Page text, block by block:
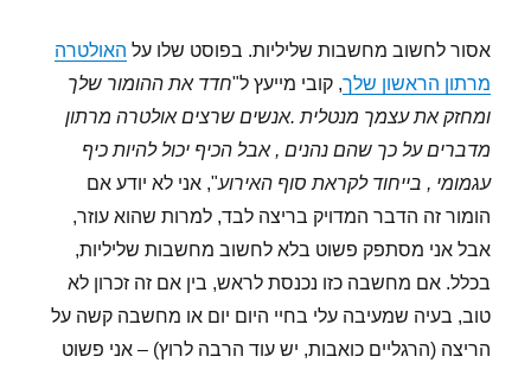
אסור לחשוב מחשבות שליליות. בפוסט שלו על האולטרה
מרתון הראשון שלך, קובי מייעץ ל"חדד את ההומור שלך
ומחזק את עצמך מנטלית .אנשים שרצים אולטרה מרתון
מדברים על כך שהם נהנים , אבל הכיף יכול להיות כיף
עגמומי , בייחוד לקראת סוף האירוע", אני לא יודע אם
הומור זה הדבר המדויק בריצה לבד, למרות שהוא עוזר,
אבל אני מסתפק פשוט בלא לחשוב מחשבות שליליות,
בכלל. אם מחשבה כזו נכנסת לראש, בין אם זה זכרון לא
טוב, בעיה שמעיבה עלי בחיי היום יום או מחשבה קשה על
הריצה (הרגליים כואבות, יש עוד הרבה לרוץ) – אני פשוט